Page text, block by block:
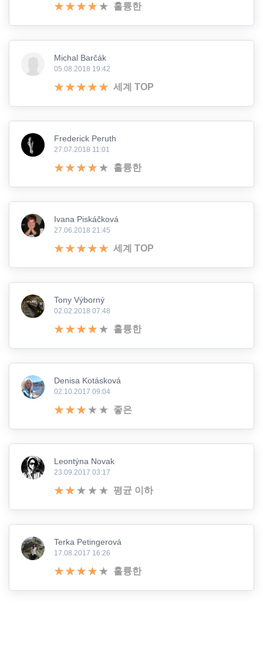
훌륭한
Michal Barčák
05.08.2018 19:42
세계 TOP
Frederick Peruth
27.07.2018 11:01
훌륭한
Ivana Piskáčková
27.06.2018 21:45
세계 TOP
Tony Výborný
02.02.2018 07:48
훌륭한
Denisa Kotásková
02.10.2017 09:04
좋은
Leontýna Novak
23.09.2017 03:17
평균 이하
Terka Petingerová
17.08.2017 16:26
훌륭한